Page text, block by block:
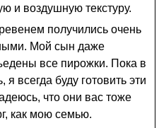
и воздушную текстуру.
получились очень
Мой сын даже
все пирожки. Пока в
всегда буду готовить эти
что они вас тоже
как мою семью.